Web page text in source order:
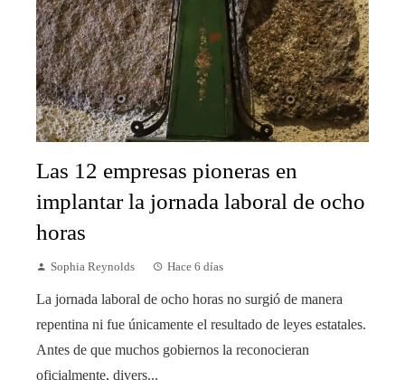
Las 12 empresas pioneras en
implantar la jornada laboral de ocho
horas
Sophia Reynolds Hace 6 días
La jornada laboral de ocho horas no surgió de manera
repentina ni fue únicamente el resultado de leyes estatales.
Antes de que muchos gobiernos la reconocieran
oficialmente, divers...